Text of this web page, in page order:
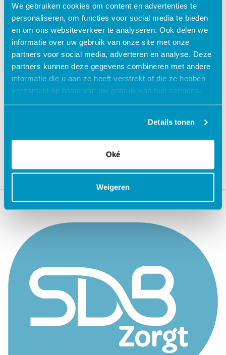
We gebruiken cookies om content en advertenties te
personaliseren, om functies voor social media te bieden
en om ons websiteverkeer te analyseren. Ook delen we
informatie over uw gebruik van onze site met onze
partners voor social media, adverteren en analyse. Deze
partners kunnen deze gegevens combineren met andere
informatie die u aan ze heeft verstrekt of die ze hebben
verzameld op basis van uw gebruik van hun services.
Details tonen
Oké
Weigeren
Jouw data veilig in de cloud